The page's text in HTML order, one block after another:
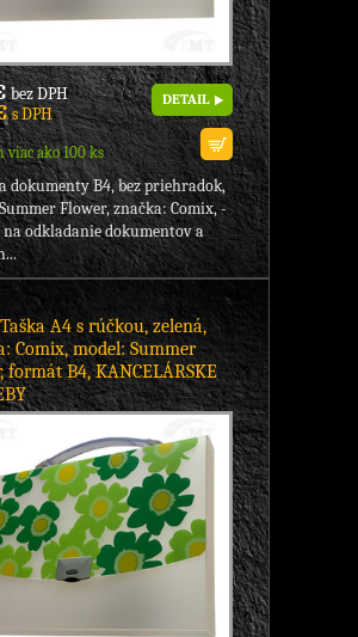
bez DPH
s DPH
viac ako 100 ks
DETAIL
dokumenty B4, bez priehradok,
Flower, značka: Comix, -
odkladanie dokumentov a
A4 s rúčkou, zelená,
Comix, model: Summer
formát B4, KANCELÁRSKE